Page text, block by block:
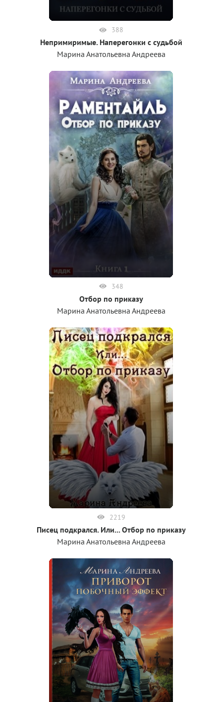
388
Непримиримые. Наперегонки с судьбой
Марина Анатольевна Андреева
348
Отбор по приказу
Марина Анатольевна Андреева
2219
Писец подкрался. Или... Отбор по приказу
Марина Анатольевна Андреева